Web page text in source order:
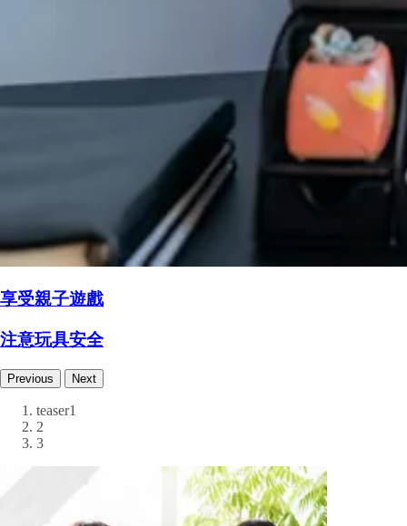
享受親子遊戲
注意玩具安全
Previous Next
teaser1
2
3